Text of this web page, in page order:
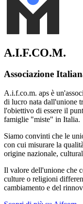
A.I.F.CO.M.
Associazione
A.i.f.co.m. aps è
di lucro nata dall'unione
l'obiettivo di essere il
famiglie "miste" in Italia.
Siamo convinti che le
con cui misurare la
origine nazionale,
Il valore dell'unione che
culture o religioni
cambiamento e del